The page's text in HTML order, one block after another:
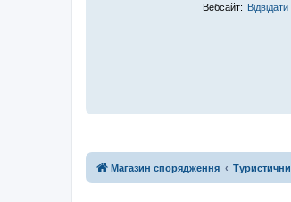
Вебсайт:
Магазин спорядження